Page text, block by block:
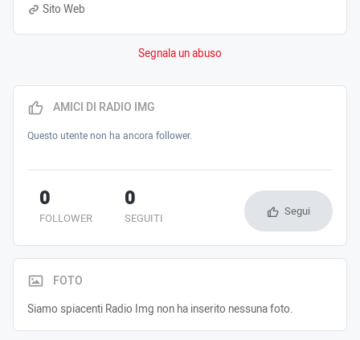
Sito Web
Segnala un abuso
AMICI DI RADIO IMG
Questo utente non ha ancora follower.
FOLLOWER
0
SEGUITI
0 Segui
FOTO
Siamo spiacenti Radio Img non ha inserito nessuna foto.